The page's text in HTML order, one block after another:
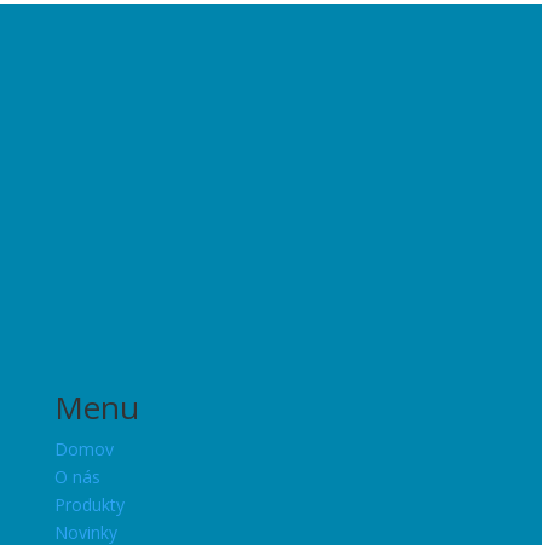
Menu
Domov
O nás
Produkty
Novinky